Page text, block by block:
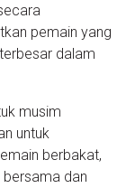
pemain yang
dalam
musim
untuk
berbakat,
dan